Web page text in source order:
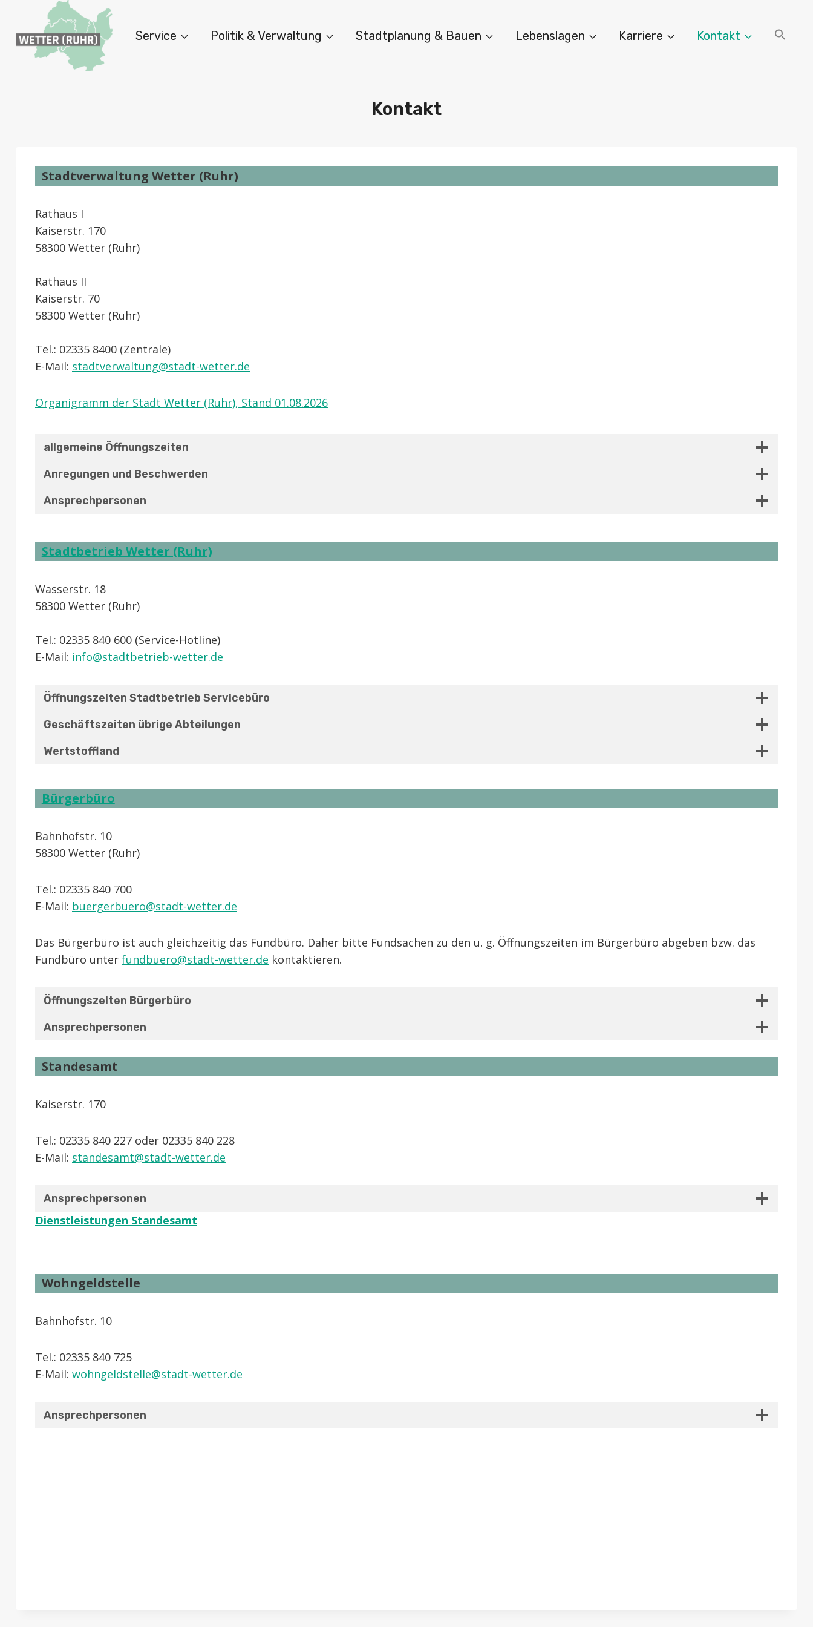
springen
Service Politik & Verwaltung Stadtplanung & Bauen Lebenslagen Karriere Kontakt
Kontakt
Stadtverwaltung Wetter (Ruhr)
Rathaus I
Kaiserstr. 170
58300 Wetter (Ruhr)
Rathaus II
Kaiserstr. 70
58300 Wetter (Ruhr)
Tel.: 02335 8400 (Zentrale)
E-Mail: stadtverwaltung@stadt-wetter.de
Organigramm der Stadt Wetter (Ruhr), Stand 01.08.2026
allgemeine Öffnungszeiten
Anregungen und Beschwerden
Ansprechpersonen
Stadtbetrieb Wetter (Ruhr)
Wasserstr. 18
58300 Wetter (Ruhr)
Tel.: 02335 840 600 (Service-Hotline)
E-Mail: info@stadtbetrieb-wetter.de
Öffnungszeiten Stadtbetrieb Servicebüro
Geschäftszeiten übrige Abteilungen
Wertstoffland
Bürgerbüro
Bahnhofstr. 10
58300 Wetter (Ruhr)
Tel.: 02335 840 700
E-Mail: buergerbuero@stadt-wetter.de
Das Bürgerbüro ist auch gleichzeitig das Fundbüro. Daher bitte Fundsachen zu den u. g. Öffnungszeiten im Bürgerbüro abgeben bzw. das
Fundbüro unter fundbuero@stadt-wetter.de kontaktieren.
Öffnungszeiten Bürgerbüro
Ansprechpersonen
Standesamt
Kaiserstr. 170
Tel.: 02335 840 227 oder 02335 840 228
E-Mail: standesamt@stadt-wetter.de
Ansprechpersonen
Dienstleistungen Standesamt
Wohngeldstelle
Bahnhofstr. 10
Tel.: 02335 840 725
E-Mail: wohngeldstelle@​stadt-wetter.de
Ansprechpersonen